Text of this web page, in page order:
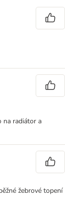
na radiátor a
žebrové topení